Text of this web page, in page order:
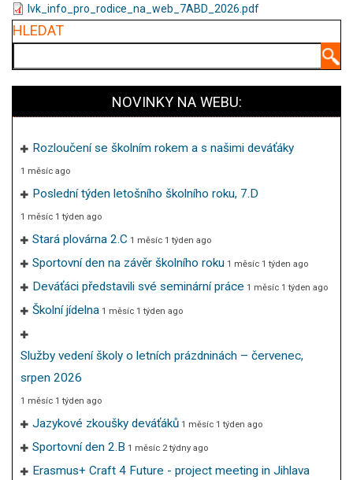
lvk_info_pro_rodice_na_web_7ABD_2026.pdf
HLEDAT
NOVINKY NA WEBU:
Rozloučení se školním rokem a s našimi deváťáky
1 měsíc ago
Poslední týden letošního školního roku, 7.D
1 měsíc 1 týden ago
Stará plovárna 2.C 1 měsíc 1 týden ago
Sportovní den na závěr školního roku 1 měsíc 1 týden ago
Deváťáci představili své seminární práce 1 měsíc 1 týden ago
Školní jídelna 1 měsíc 1 týden ago
Služby vedení školy o letních prázdninách – červenec,
srpen 2026
1 měsíc 1 týden ago
Jazykové zkoušky deváťáků 1 měsíc 1 týden ago
Sportovní den 2.B 1 měsíc 2 týdny ago
Erasmus+ Craft 4 Future - project meeting in Jihlava